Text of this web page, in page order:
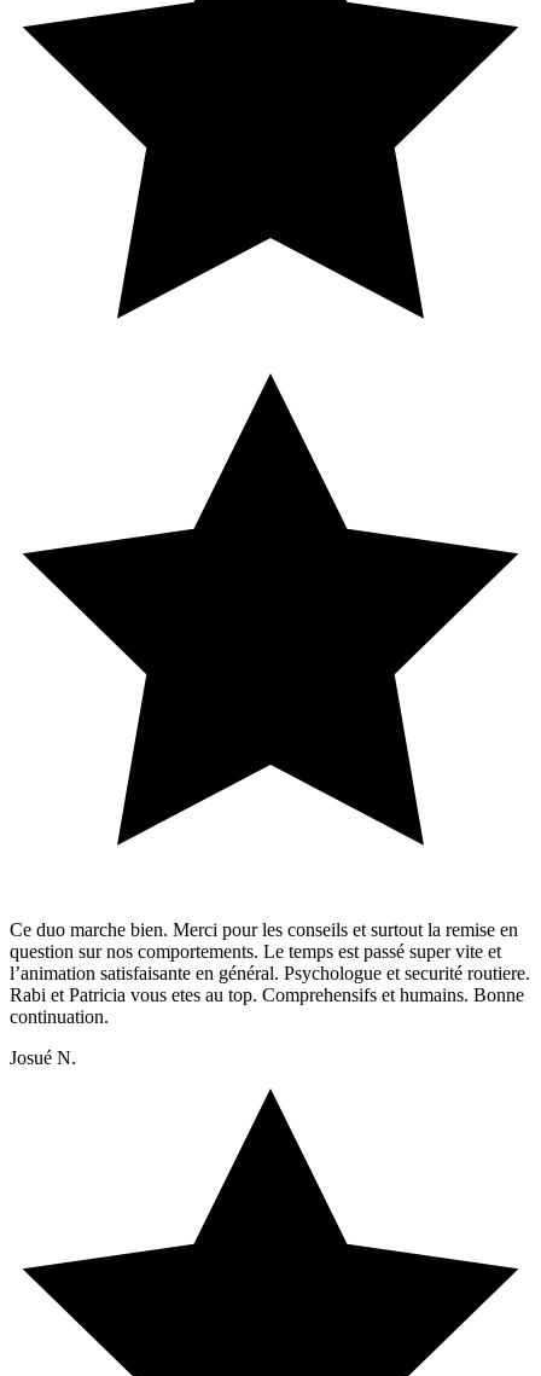
Ce duo marche bien. Merci pour les conseils et surtout la remise en
question sur nos comportements. Le temps est passé super vite et
l’animation satisfaisante en général. Psychologue et securité routiere.
Rabi et Patricia vous etes au top. Comprehensifs et humains. Bonne
continuation.
Josué N.